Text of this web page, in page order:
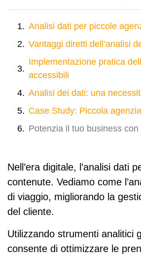
Analisi dati per piccole
Vantaggi diretti dell’analisi
Implementazione pratica
accessibili
Analisi dei dati: una
Case Study: Piccola
Potenzia il tuo business
Nell’era digitale, l’analisi dati
contenute. Vediamo come
di viaggio, migliorando la
del cliente.
Utilizzando strumenti analitici
consente di ottimizzare le